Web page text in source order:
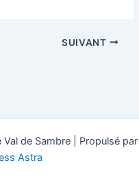
SUIVANT
de Sambre | Propulsé par
Astra